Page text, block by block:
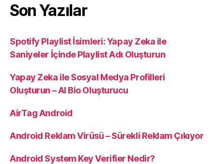
Son Yazılar
Spotify Playlist İsimleri: Yapay Zeka ile
Saniyeler İçinde Playlist Adı Oluşturun
Yapay Zeka ile Sosyal Medya Profilleri
Oluşturun – AI Bio Oluşturucu
AirTag Android
Android Reklam Virüsü – Sürekli Reklam Çıkıyor
Android System Key Verifier Nedir?